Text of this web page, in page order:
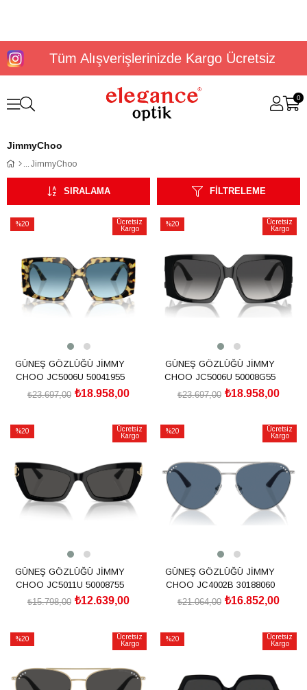
Tüm Alışverişlerinizde Kargo Ücretsiz
0
JimmyChoo
JimmyChoo
FILTRELEME
SIRALAMA
%20
Ücretsiz
Kargo
GÜNEŞ GÖZLÜĞÜ JİMMY
CHOO JC5006U 50041955
₺18.958,00
₺23.697,00
%20
Ücretsiz
Kargo
GÜNEŞ GÖZLÜĞÜ JİMMY
CHOO JC5006U 50008G55
₺18.958,00
₺23.697,00
%20
Ücretsiz
Kargo
GÜNEŞ GÖZLÜĞÜ JİMMY
CHOO JC5011U 50008755
₺12.639,00
₺15.798,00
%20
Ücretsiz
Kargo
GÜNEŞ GÖZLÜĞÜ JİMMY
CHOO JC4002B 30188060
₺16.852,00
₺21.064,00
%20
%20İndirim
Ücretsiz
Kargo
%20
Ücretsiz
Kargo